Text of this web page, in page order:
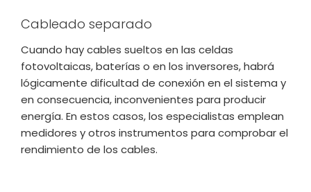
Cableado separado
Cuando hay cables sueltos en las celdas
fotovoltaicas, baterías o en los inversores, habrá
lógicamente dificultad de conexión en el sistema y
en consecuencia, inconvenientes para producir
energía. En estos casos, los especialistas emplean
medidores y otros instrumentos para comprobar el
rendimiento de los cables.